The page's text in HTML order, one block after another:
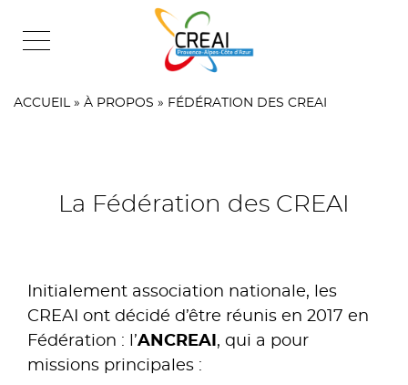
ACCUEIL » À PROPOS » FÉDÉRATION DES CREAI
La Fédération des CREAI
Initialement association nationale, les
CREAI ont décidé d’être réunis en 2017 en
Fédération : l’ANCREAI , qui a pour
missions principales :